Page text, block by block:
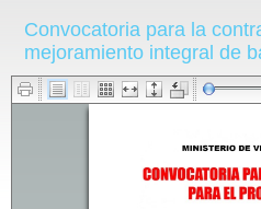
Convocatoria para la
mejoramiento integral de